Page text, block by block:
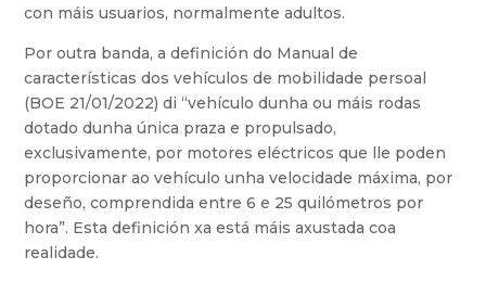
con máis usuarios, normalmente adultos.
Por outra banda, a definición do Manual de
características dos vehículos de mobilidade persoal
(BOE 21/01/2022) di “vehículo dunha ou máis rodas
dotado dunha única praza e propulsado,
exclusivamente, por motores eléctricos que lle poden
proporcionar ao vehículo unha velocidade máxima, por
deseño, comprendida entre 6 e 25 quilómetros por
hora”. Esta definición xa está máis axustada coa
realidade.